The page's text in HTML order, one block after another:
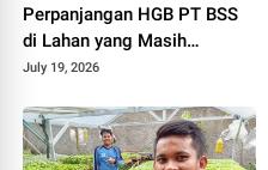
Perpanjangan HGB PT BSS
di Lahan yang Masih
Dipersoalkan, Begini Kata
July 19, 2026